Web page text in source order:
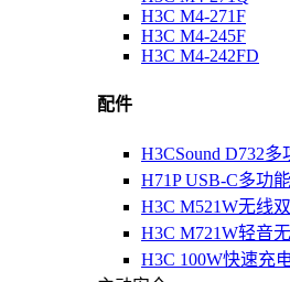
H3C M4-271F
H3C M4-245F
H3C M4-242FD
配件
H3CSound D732
H71P USB-C多功
H3C M521W无线
H3C M721W轻音
H3C 100W快速充